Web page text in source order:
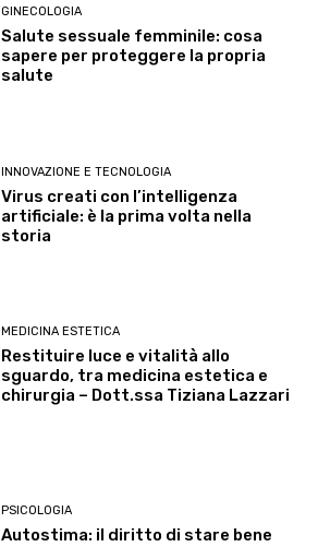
GINECOLOGIA
Salute sessuale femminile: cosa
sapere per proteggere la propria
salute
INNOVAZIONE E TECNOLOGIA
Virus creati con l’intelligenza
artificiale: è la prima volta nella
storia
MEDICINA ESTETICA
Restituire luce e vitalità allo
sguardo, tra medicina estetica e
chirurgia – Dott.ssa Tiziana Lazzari
PSICOLOGIA
Autostima: il diritto di stare bene